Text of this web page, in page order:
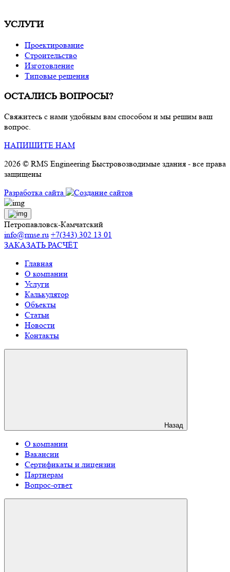
УСЛУГИ
Проектирование
Строительство
Изготовление
Типовые решения
ОСТАЛИСЬ ВОПРОСЫ?
Свяжитесь с нами удобным вам способом и мы решим ваш
вопрос.
НАПИШИТЕ НАМ
2026 © RMS Engineering Быстровозводимые здания - все права
защищены
Разработка сайта
Петропавловск-Камчатский
info@rmse.ru +7(343) 302 13 01
ЗАКАЗАТЬ РАСЧЁТ
Главная
О компании
Услуги
Калькулятор
Объекты
Статьи
Новости
Контакты
Назад
О компании
Вакансии
Сертификаты и лицензии
Партнерам
Вопрос-ответ